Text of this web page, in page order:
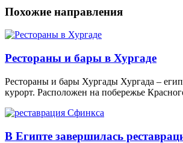
Похожие направления
Рестораны и бары в Хургаде
Рестораны и бары Хургады Хургада –
курорт. Расположен на побережье
В Египте завершилась